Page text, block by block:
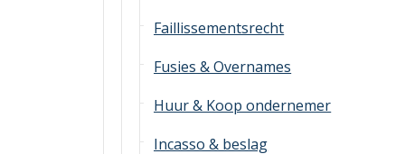
Faillissementsrecht
Fusies & Overnames
Huur & Koop ondernemer
Incasso & beslag